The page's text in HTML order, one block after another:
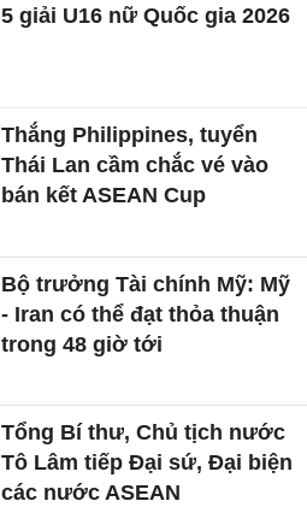
5 giải U16 nữ Quốc gia 2026
Thắng Philippines, tuyển
Thái Lan cầm chắc vé vào
bán kết ASEAN Cup
Bộ trưởng Tài chính Mỹ: Mỹ
- Iran có thể đạt thỏa thuận
trong 48 giờ tới
Tổng Bí thư, Chủ tịch nước
Tô Lâm tiếp Đại sứ, Đại biện
các nước ASEAN